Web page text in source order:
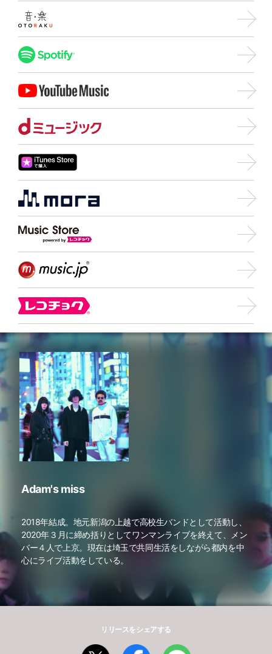
Adam's miss
2018年結成。地元新潟の上越で高校生バンドとして活動し、
2020年３月に締め括りとしてワンマンライブを終えて、メン
バー４人で上京。現在は埼玉で共同生活をしながら都内を中
心にライブ活動をしている。
リリースをシェアする